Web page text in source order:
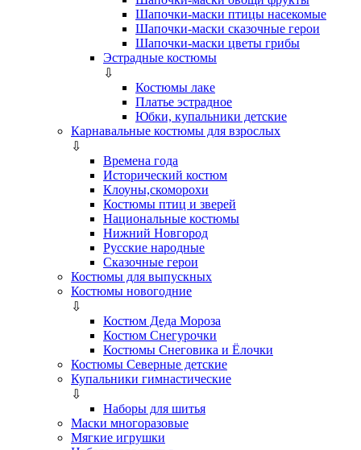
Шапочки-маски птицы насекомые
Шапочки-маски сказочные герои
Шапочки-маски цветы грибы
Эстрадные костюмы
⇩
Костюмы лаке
Платье эстрадное
Юбки, купальники детские
Карнавальные костюмы для взрослых
⇩
Времена года
Исторический костюм
Клоуны,скоморохи
Костюмы птиц и зверей
Национальные костюмы
Нижний Новгород
Русские народные
Сказочные герои
Костюмы для выпускных
Костюмы новогодние
⇩
Костюм Деда Мороза
Костюм Снегурочки
Костюмы Снеговика и Ёлочки
Костюмы Северные детские
Купальники гимнастические
⇩
Наборы для шитья
Маски многоразовые
Мягкие игрушки